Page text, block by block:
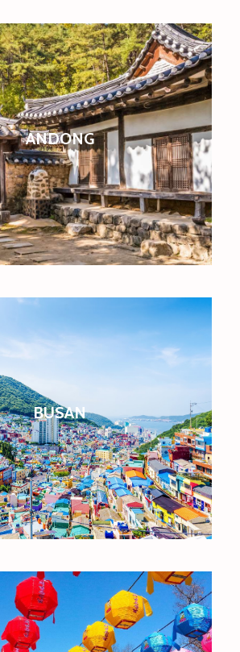
ANDONG
Sample content area
BUSAN